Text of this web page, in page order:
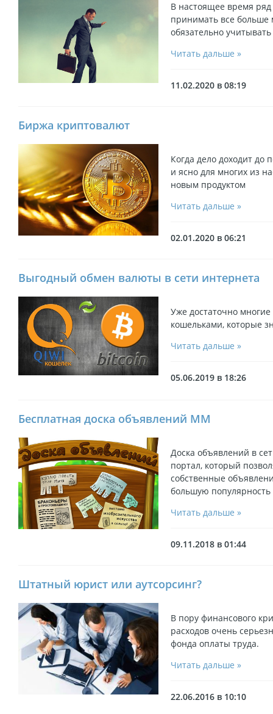
В настоящее время ряд
принимать все больше
обязательно учитывать
Читать дальше »
11.02.2020 в 08:19
Биржа криптовалют
Когда дело доходит до
и ясно для многих из
новым продуктом
Читать дальше »
02.01.2020 в 06:21
Выгодный обмен валюты в сети интернета
Уже достаточно
кошельками, которые
Читать дальше »
05.06.2019 в 18:26
Бесплатная доска объявлений ММ
Доска объявлений в
портал, который
собственные
большую
Читать дальше »
09.11.2018 в 01:44
Штатный юрист или аутсорсинг?
В пору финансового
расходов очень
фонда оплаты труда.
Читать дальше »
22.06.2016 в 10:10